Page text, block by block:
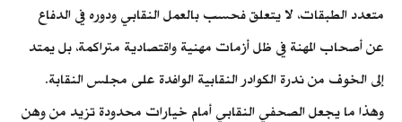
متعدد الطبقات، لا يتعلق فحسب بالعمل النقابي ودوره في الدفاع
عن أصحاب المهنة في ظل أزمات مهنية واقتصادية متراكمة، بل يمتد
إلى الخوف من ندرة الكوادر النقابية الوافدة على مجلس النقابة.
وهذا ما يجعل الصحفي النقابي أمام خيارات محدودة تزيد من وهن